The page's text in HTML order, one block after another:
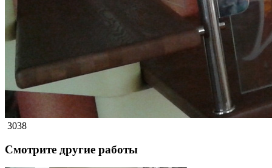
3038
Смотрите другие работы